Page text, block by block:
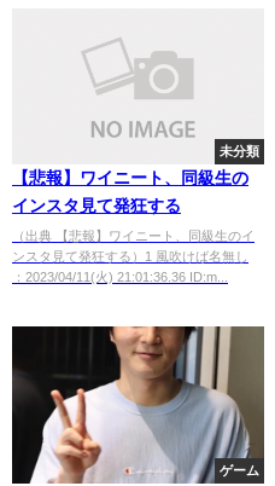
未分類
【悲報】ワイニート、同級生の
インスタ見て発狂する
（出典 【悲報】ワイニート、同級生のイ
ンスタ見て発狂する）1 風吹けば名無し
：2023/04/11(火) 21:01:36.36 ID:m...
ゲーム